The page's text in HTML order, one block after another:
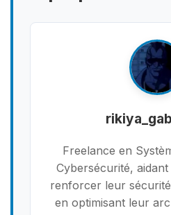
Freelance en
Cybersécurité,
renforcer leur
en optimisant leur